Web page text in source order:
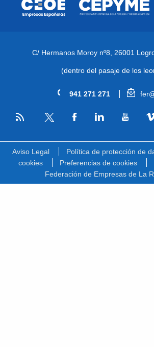
C/ Hermanos Moroy nº8, 26001
(dentro del pasaje de los
941 271 271
RSS
Aviso Legal Política de protección de
cookies
Preferencias de cookies
Federación de Empresas de La